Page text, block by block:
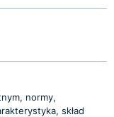
normy,
skład